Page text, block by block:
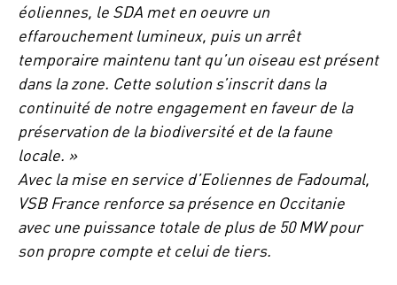
éoliennes, le SDA met en oeuvre un
effarouchement lumineux, puis un arrêt
temporaire maintenu tant qu’un oiseau est présent
dans la zone. Cette solution s’inscrit dans la
continuité de notre engagement en faveur de la
préservation de la biodiversité et de la faune
locale. »
Avec la mise en service d’Eoliennes de Fadoumal,
VSB France renforce sa présence en Occitanie
avec une puissance totale de plus de 50 MW pour
son propre compte et celui de tiers.